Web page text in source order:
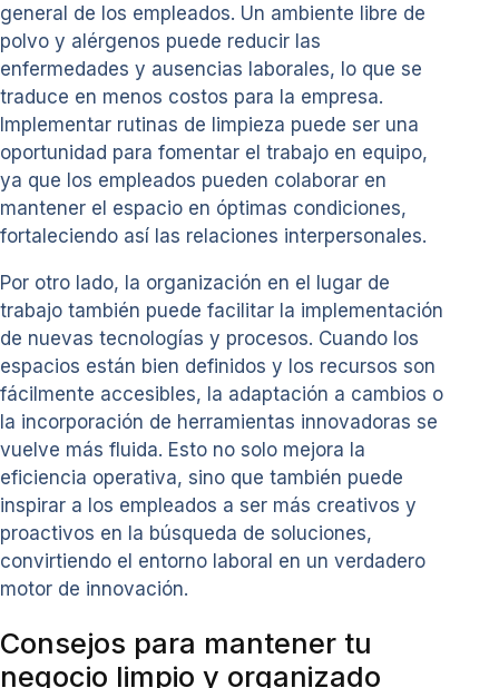
general de los empleados. Un ambiente libre de
polvo y alérgenos puede reducir las
enfermedades y ausencias laborales, lo que se
traduce en menos costos para la empresa.
Implementar rutinas de limpieza puede ser una
oportunidad para fomentar el trabajo en equipo,
ya que los empleados pueden colaborar en
mantener el espacio en óptimas condiciones,
fortaleciendo así las relaciones interpersonales.
Por otro lado, la organización en el lugar de
trabajo también puede facilitar la implementación
de nuevas tecnologías y procesos. Cuando los
espacios están bien definidos y los recursos son
fácilmente accesibles, la adaptación a cambios o
la incorporación de herramientas innovadoras se
vuelve más fluida. Esto no solo mejora la
eficiencia operativa, sino que también puede
inspirar a los empleados a ser más creativos y
proactivos en la búsqueda de soluciones,
convirtiendo el entorno laboral en un verdadero
motor de innovación.
Consejos para mantener tu
negocio limpio y organizado